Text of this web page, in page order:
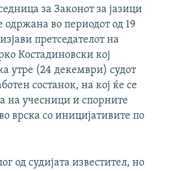
за Законот за јазици
одржана во периодот од 19
претседателот на
Костадиновски кој
утре (24 декември) судот
состанок, на кој ќе се
на учесници и спорните
врска со иницијативите по
од судијата известител, но